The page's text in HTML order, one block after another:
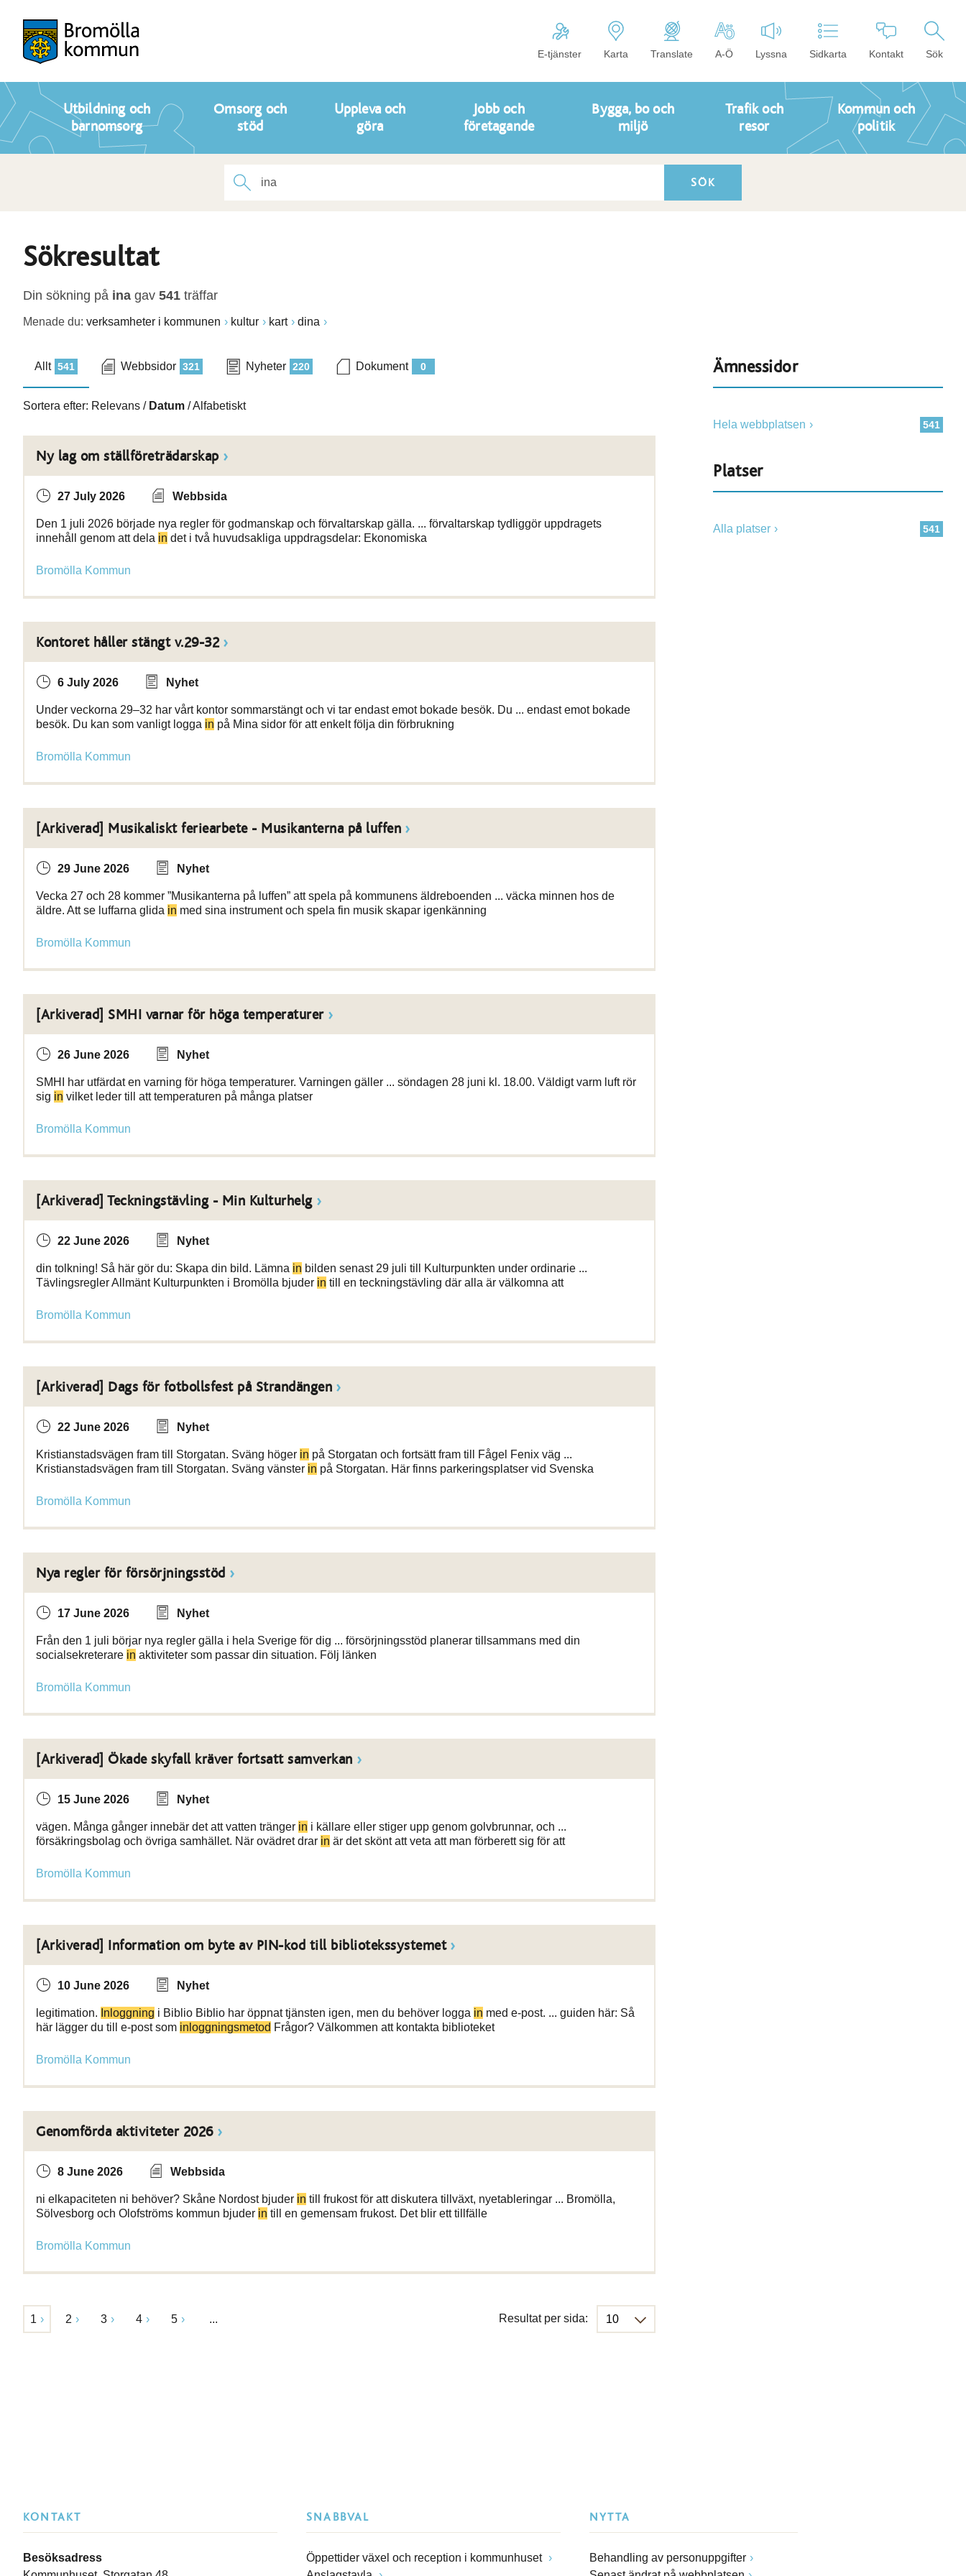
E-tjänster Karta Translate A-Ö Lyssna Sidkarta Kontakt Sök
Utbildning och
barnomsorg
Omsorg och
stöd
Uppleva och
göra
Jobb och
företagande
Bygga, bo och
miljö
Trafik och
resor
Kommun och
politik
Sökresultat
Din sökning på ina gav 541 träffar
Menade du: verksamheter i kommunen kultur kart dina
541
Allt 321
Webbsidor 220
Nyheter 0
Dokument
Sortera efter: Relevans / Datum /Alfabetiskt
Ny lag om ställföreträdarskap
27 July 2026 Webbsida
Den 1 juli 2026 började nya regler för godmanskap och förvaltarskap gälla. ... förvaltarskap tydliggör uppdragets
innehåll genom att dela in det i två huvudsakliga uppdragsdelar: Ekonomiska
Bromölla Kommun
Kontoret håller stängt v.29-32
6 July 2026 Nyhet
Under veckorna 29–32 har vårt kontor sommarstängt och vi tar endast emot bokade besök. Du ... endast emot bokade
besök. Du kan som vanligt logga in på Mina sidor för att enkelt följa din förbrukning
Bromölla Kommun
[Arkiverad] Musikaliskt feriearbete - Musikanterna på luffen
29 June 2026 Nyhet
Vecka 27 och 28 kommer ”Musikanterna på luffen” att spela på kommunens äldreboenden ... väcka minnen hos de
äldre. Att se luffarna glida in med sina instrument och spela fin musik skapar igenkänning
Bromölla Kommun
[Arkiverad] SMHI varnar för höga temperaturer
26 June 2026 Nyhet
SMHI har utfärdat en varning för höga temperaturer. Varningen gäller ... söndagen 28 juni kl. 18.00. Väldigt varm luft rör
sig in vilket leder till att temperaturen på många platser
Bromölla Kommun
[Arkiverad] Teckningstävling - Min Kulturhelg
22 June 2026 Nyhet
din tolkning! Så här gör du: Skapa din bild. Lämna in bilden senast 29 juli till Kulturpunkten under ordinarie ...
Tävlingsregler Allmänt Kulturpunkten i Bromölla bjuder in till en teckningstävling där alla är välkomna att
Bromölla Kommun
[Arkiverad] Dags för fotbollsfest på Strandängen
22 June 2026 Nyhet
Kristianstadsvägen fram till Storgatan. Sväng höger in på Storgatan och fortsätt fram till Fågel Fenix väg ...
Kristianstadsvägen fram till Storgatan. Sväng vänster in på Storgatan. Här finns parkeringsplatser vid Svenska
Bromölla Kommun
Nya regler för försörjningsstöd
17 June 2026 Nyhet
Från den 1 juli börjar nya regler gälla i hela Sverige för dig ... försörjningsstöd planerar tillsammans med din
socialsekreterare in aktiviteter som passar din situation. Följ länken
Bromölla Kommun
[Arkiverad] Ökade skyfall kräver fortsatt samverkan
15 June 2026 Nyhet
vägen. Många gånger innebär det att vatten tränger in i källare eller stiger upp genom golvbrunnar, och ...
försäkringsbolag och övriga samhället. När ovädret drar in är det skönt att veta att man förberett sig för att
Bromölla Kommun
[Arkiverad] Information om byte av PIN-kod till bibliotekssystemet
10 June 2026 Nyhet
legitimation. Inloggning i Biblio Biblio har öppnat tjänsten igen, men du behöver logga in med e-post. ... guiden här: Så
här lägger du till e-post som inloggningsmetod Frågor? Välkommen att kontakta biblioteket
Bromölla Kommun
Genomförda aktiviteter 2026
8 June 2026 Webbsida
ni elkapaciteten ni behöver? Skåne Nordost bjuder in till frukost för att diskutera tillväxt, nyetableringar ... Bromölla,
Sölvesborg och Olofströms kommun bjuder in till en gemensam frukost. Det blir ett tillfälle
Bromölla Kommun
1 2 3 4 5 ... Resultat per sida:
Ämnessidor
541
Hela webbplatsen
Platser
541
Alla platser
KONTAKT
Besöksadress
SNABBVAL
Öppettider växel och reception i kommunhuset
NYTTA
Behandling av personuppgifter